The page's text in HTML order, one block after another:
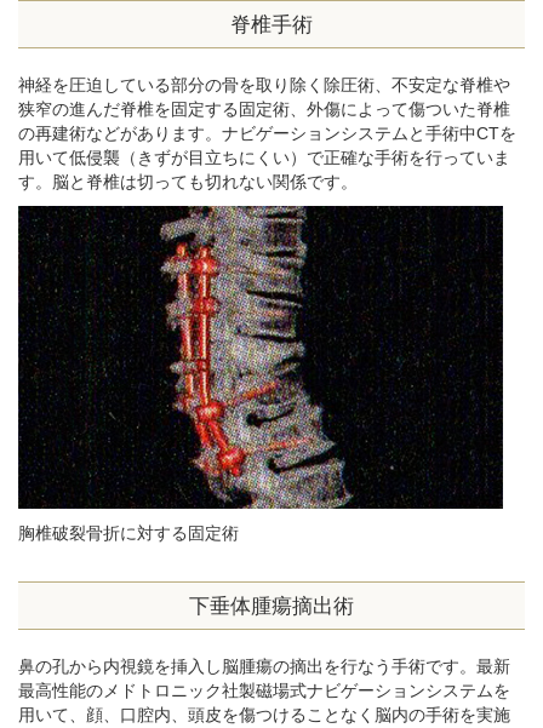
脊椎手術
神経を圧迫している部分の骨を取り除く除圧術、不安定な脊椎や
狭窄の進んだ脊椎を固定する固定術、外傷によって傷ついた脊椎
の再建術などがあります。ナビゲーションシステムと手術中CTを
用いて低侵襲（きずが目立ちにくい）で正確な手術を行っていま
す。脳と脊椎は切っても切れない関係です。
胸椎破裂骨折に対する固定術
下垂体腫瘍摘出術
鼻の孔から内視鏡を挿入し脳腫瘍の摘出を行なう手術です。最新
最高性能のメドトロニック社製磁場式ナビゲーションシステムを
用いて、顔、口腔内、頭皮を傷つけることなく脳内の手術を実施